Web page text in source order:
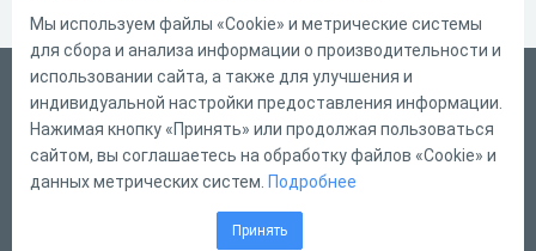
Русский
Справка
Форма обратной связи
Мы используем файлы «Cookie» и метрические системы
для сбора и анализа информации о производительности и
использовании сайта, а также для улучшения и
индивидуальной настройки предоставления информации.
Нажимая кнопку «Принять» или продолжая пользоваться
сайтом, вы соглашаетесь на обработку файлов «Cookie» и
данных метрических систем. Подробнее
Принять